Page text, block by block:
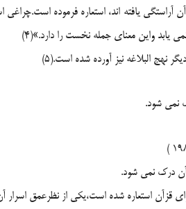
آن آراستگی یافته اند، استعاره فرموده
یابد واین معنای جمله نخست را دارد.»(4)
نهج البلاغه نیز آورده شده است.(5)
درک نمی شود.
قزآن استعاره شده است،یکی از نظرعمق